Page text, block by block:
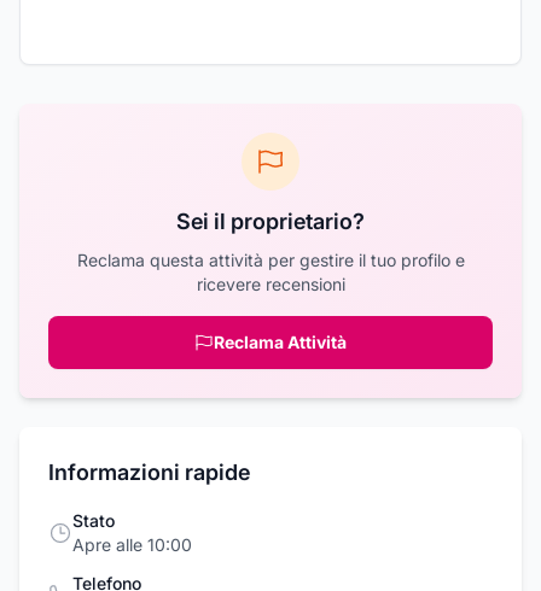
Sei il proprietario?
Reclama questa attività per gestire il tuo profilo e
ricevere recensioni
Reclama Attività
Informazioni rapide
Stato
Apre alle 10:00
Telefono